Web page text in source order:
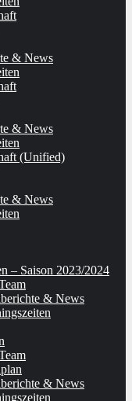
& News
& News
(Unified)
& News
– Saison 2023/2024
& News
& News